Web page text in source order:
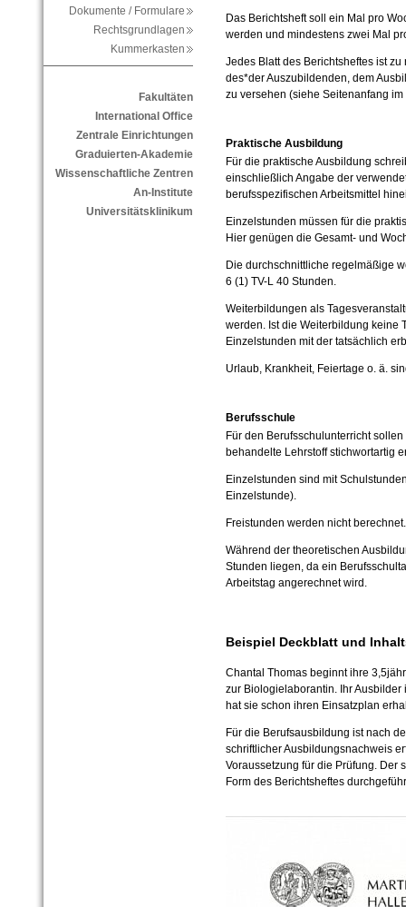
Dokumente / Formulare
Rechtsgrundlagen
Kummerkasten
Fakultäten
International Office
Zentrale Einrichtungen
Graduierten-Akademie
Wissenschaftliche Zentren
An-Institute
Universitätsklinikum
Das Berichtsheft soll ein Mal pro
werden und mindestens zwei Mal
Jedes Blatt des Berichtsheftes ist
des*der Auszubildenden, dem
zu versehen (siehe Seitenanfang
Praktische Ausbildung
Für die praktische Ausbildung
einschließlich Angabe der
berufsspezifischen Arbeitsmittel
Einzelstunden müssen für die
Hier genügen die Gesamt- und
Die durchschnittliche regelmäßige
6 (1) TV-L 40 Stunden.
Weiterbildungen als
werden. Ist die Weiterbildung keine
Einzelstunden mit der tatsächlich
Urlaub, Krankheit, Feiertage o. ä.
Berufsschule
Für den Berufsschulunterricht
behandelte Lehrstoff stichwortartig
Einzelstunden sind mit
Einzelstunde).
Freistunden werden nicht berechnet.
Während der theoretischen
Stunden liegen, da ein
Arbeitstag angerechnet wird.
Beispiel Deckblatt und
Chantal Thomas beginnt ihre
zur Biologielaborantin. Ihr Ausbilder
hat sie schon ihren Einsatzplan
Für die Berufsausbildung ist nach
schriftlicher Ausbildungsnachweis
Voraussetzung für die Prüfung. Der
Form des Berichtsheftes